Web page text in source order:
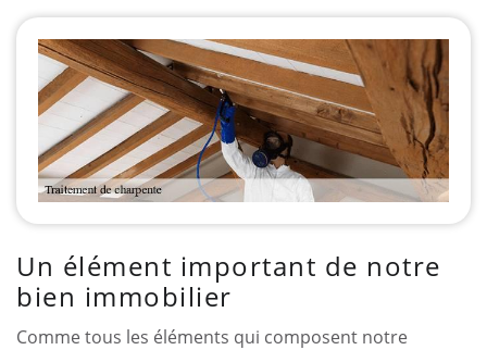
Un élément important de notre
bien immobilier
Comme tous les éléments qui composent notre